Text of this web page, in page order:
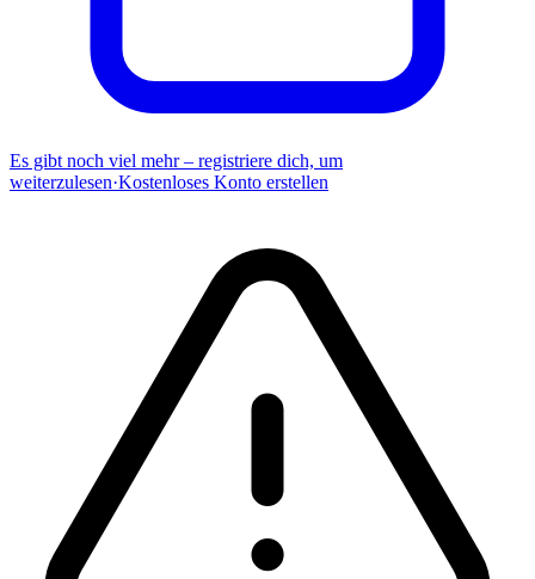
Es gibt noch viel mehr – registriere dich, um
weiterzulesen·Kostenloses Konto erstellen